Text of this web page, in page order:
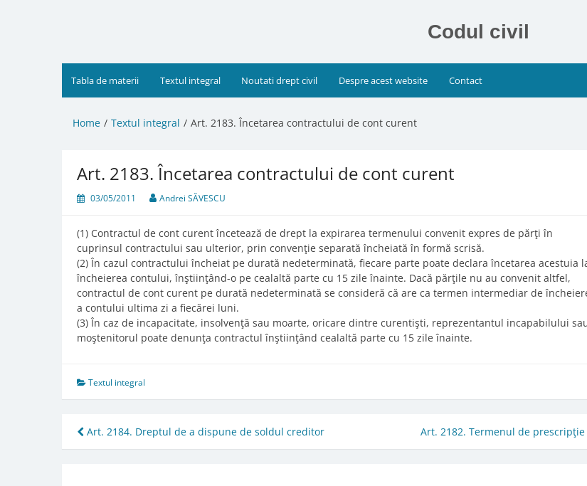
Codul civil
Tabla de materii Textul integral Noutati drept civil Despre acest website Contact
Home Textul integral Art. 2183. Încetarea contractului de cont curent
Art. 2183. Încetarea contractului de cont curent
03/05/2011 Andrei SĂVESCU
(1) Contractul de cont curent încetează de drept la expirarea termenului convenit expres de părţi în
cuprinsul contractului sau ulterior, prin convenţie separată încheiată în formă scrisă.
(2) În cazul contractului încheiat pe durată nedeterminată, fiecare parte poate declara încetarea acestuia
încheierea contului, înştiinţând-o pe cealaltă parte cu 15 zile înainte. Dacă părţile nu au convenit altfel,
contractul de cont curent pe durată nedeterminată se consideră că are ca termen intermediar de
a contului ultima zi a fiecărei luni.
(3) În caz de incapacitate, insolvenţă sau moarte, oricare dintre curentişti, reprezentantul incapabilului
moştenitorul poate denunţa contractul înştiinţând cealaltă parte cu 15 zile înainte.
Textul integral
Post
navigation
Art. 2184. Dreptul de a dispune de soldul creditor Art. 2182. Termenul de prescripţie